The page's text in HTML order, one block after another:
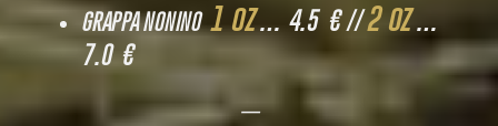
GRAPPA NONINO 1 oz… 4.5 € //2 oz…
7.0 €
—